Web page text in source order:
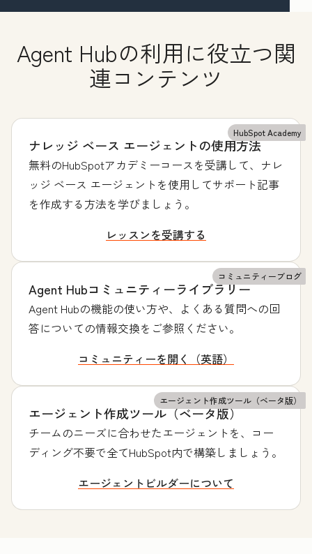
Agent Hubの利用に役立つ関
連コンテンツ
HubSpot Academy
ナレッジ ベース エージェントの使用方法
無料のHubSpotアカデミーコースを受講して、ナレ
ッジ ベース エージェントを使用してサポート記事
を作成する方法を学びましょう。
レッスンを受講する
コミュニティーブログ
Agent Hubコミュニティーライブラリー
Agent Hubの機能の使い方や、よくある質問への回
答についての情報交換をご参照ください。
コミュニティーを開く（英語）
エージェント作成ツール（ベータ版）
エージェント作成ツール（ベータ版）
チームのニーズに合わせたエージェントを、コー
ディング不要で全てHubSpot内で構築しましょう。
エージェントビルダーについて